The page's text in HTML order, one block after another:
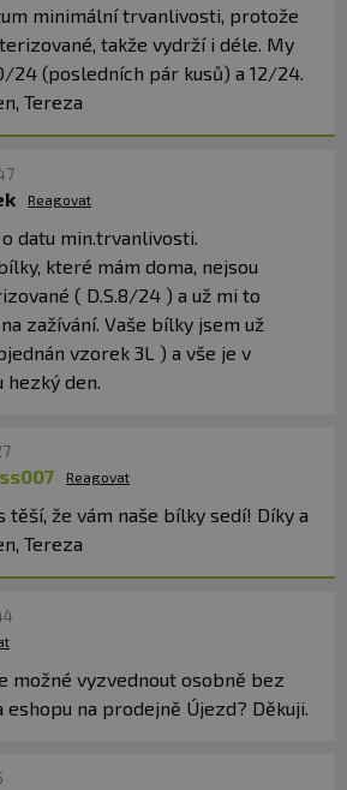
minimální trvanlivosti, protože
takže vydrží i déle. My
24 (posledních pár kusů) a 12/24.
Tereza
Reagovat
datu min.trvanlivosti.
které mám doma, nejsou
( D.S.8/24 ) a už mi to
zažívání. Vaše bílky jsem už
vzorek 3L ) a vše je v
hezký den.
Reagovat
těší, že vám naše bílky sedí! Díky a
Tereza
možné vyzvednout osobně bez
eshopu na prodejně Újezd? Děkuji.